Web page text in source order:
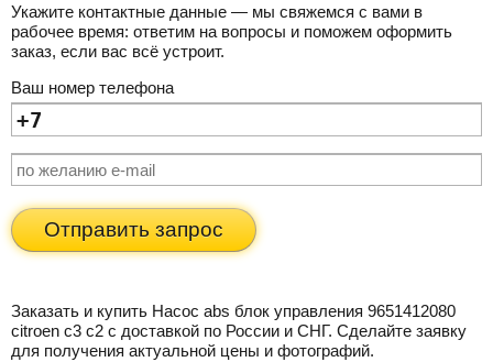
Укажите контактные данные — мы свяжемся с вами в
рабочее время: ответим на вопросы и поможем оформить
заказ, если вас всё устроит.
Ваш номер телефона
Отправить запрос
Заказать и купить Насос abs блок управления 9651412080
citroen c3 c2 с доставкой по России и СНГ. Сделайте заявку
для получения актуальной цены и фотографий.